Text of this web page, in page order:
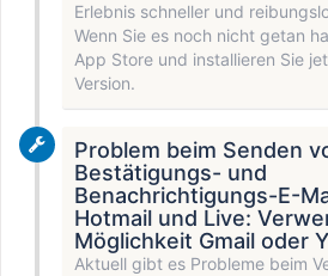
Erlebnis schneller und
Wenn Sie es noch nicht getan
App Store und installieren Sie
Version.
Problem beim Senden
Bestätigungs- und
Benachrichtigungs-E-
Hotmail und Live:
Möglichkeit Gmail oder
Aktuell gibt es Probleme beim